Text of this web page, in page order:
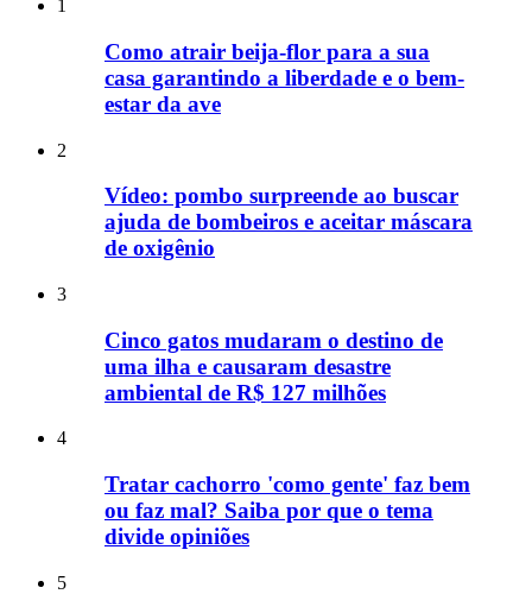
1
Como atrair beija-flor para a sua
casa garantindo a liberdade e o bem-
estar da ave
2
Vídeo: pombo surpreende ao buscar
ajuda de bombeiros e aceitar máscara
de oxigênio
3
Cinco gatos mudaram o destino de
uma ilha e causaram desastre
ambiental de R$ 127 milhões
4
Tratar cachorro 'como gente' faz bem
ou faz mal? Saiba por que o tema
divide opiniões
5